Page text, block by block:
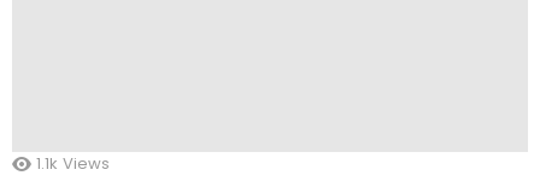
1.1k Views